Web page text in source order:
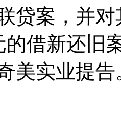
贷案，并
的借新还旧
美实业提告